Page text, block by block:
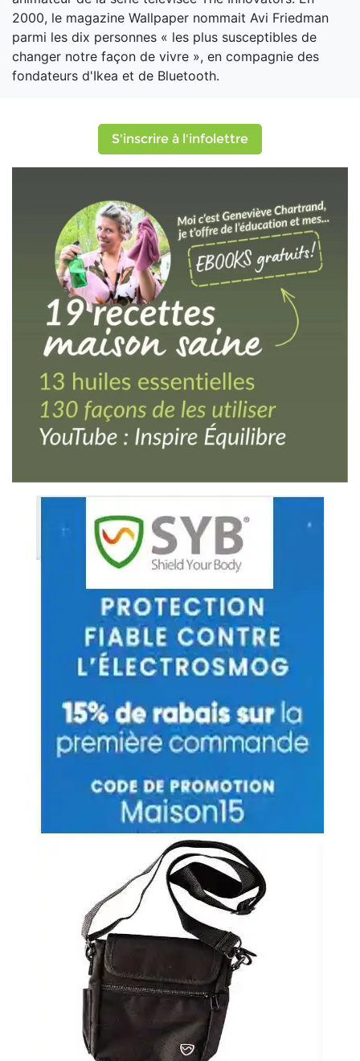
2000, le magazine Wallpaper nommait Avi Friedman
parmi les dix personnes « les plus susceptibles de
changer notre façon de vivre », en compagnie des
fondateurs d'Ikea et de Bluetooth.
S'inscrire à l'infolettre